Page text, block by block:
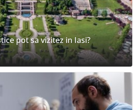
pot sa vizitez in Iasi?